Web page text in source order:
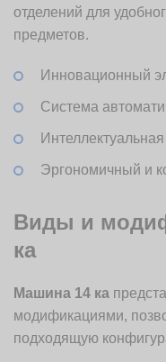
отделений для
предметов.
Инновационный
Система
Эргономичный и
Виды и
ка
Машина 14 ка
модификациями,
подходящую